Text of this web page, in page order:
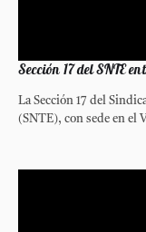
Sección 17 del SNTE
La Sección 17 del
(SNTE), con sede en el